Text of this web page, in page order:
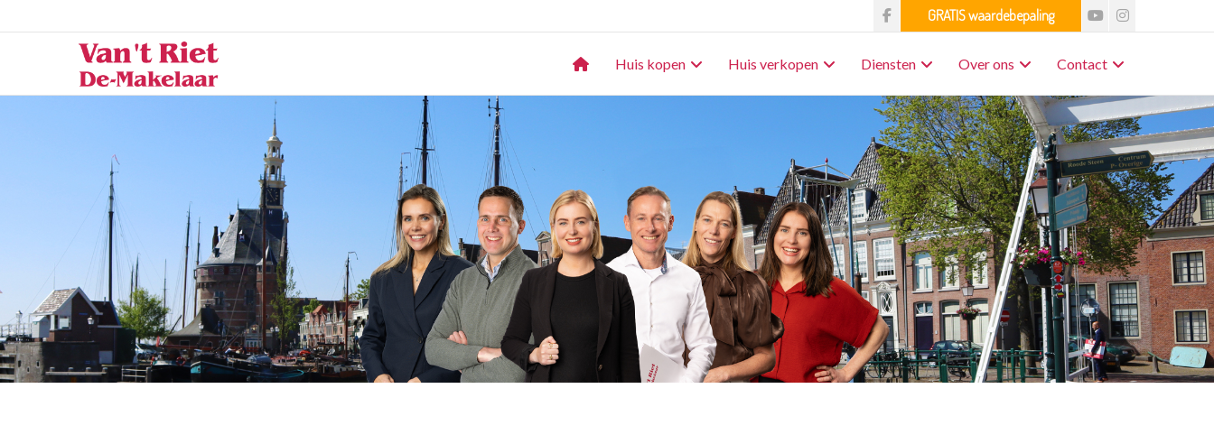
Huis kopen Huis verkopen Diensten Over ons Contact